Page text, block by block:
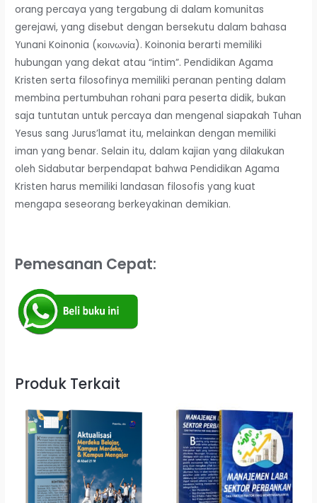
orang percaya yang tergabung di dalam komunitas
gerejawi, yang disebut dengan bersekutu dalam bahasa
Yunani Koinonia (κοινωνία). Koinonia berarti memiliki
hubungan yang dekat atau “intim”. Pendidikan Agama
Kristen serta filosofinya memiliki peranan penting dalam
membina pertumbuhan rohani para peserta didik, bukan
saja tuntutan untuk percaya dan mengenal siapakah Tuhan
Yesus sang Jurus’lamat itu, melainkan dengan memiliki
iman yang benar. Selain itu, dalam kajian yang dilakukan
oleh Sidabutar berpendapat bahwa Pendidikan Agama
Kristen harus memiliki landasan filosofis yang kuat
mengapa seseorang berkeyakinan demikian.
Pemesanan Cepat:
Produk Terkait